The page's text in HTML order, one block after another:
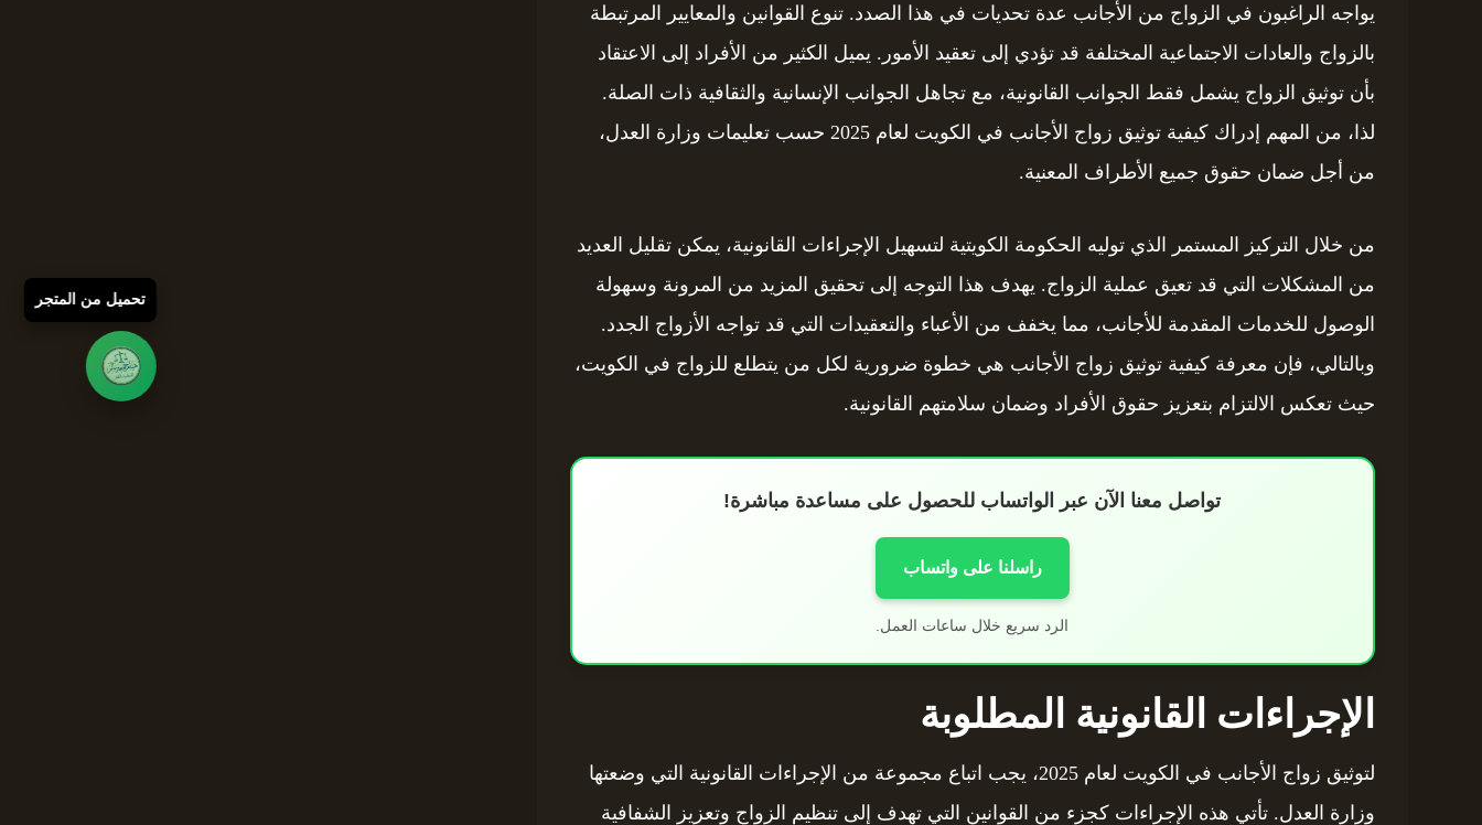
يواجه الراغبون في الزواج من الأجانب عدة تحديات في هذا الصدد. تنوع القوانين والمعايير المرتبطة
بالزواج والعادات الاجتماعية المختلفة قد تؤدي إلى تعقيد الأمور. يميل الكثير من الأفراد إلى الاعتقاد
بأن توثيق الزواج يشمل فقط الجوانب القانونية، مع تجاهل الجوانب الإنسانية والثقافية ذات الصلة.
لذا، من المهم إدراك كيفية توثيق زواج الأجانب في الكويت لعام 2025 حسب تعليمات وزارة العدل،
من أجل ضمان حقوق جميع الأطراف المعنية.
من خلال التركيز المستمر الذي توليه الحكومة الكويتية لتسهيل الإجراءات القانونية، يمكن تقليل العديد
من المشكلات التي قد تعيق عملية الزواج. يهدف هذا التوجه إلى تحقيق المزيد من المرونة وسهولة
الوصول للخدمات المقدمة للأجانب، مما يخفف من الأعباء والتعقيدات التي قد تواجه الأزواج الجدد.
وبالتالي، فإن معرفة كيفية توثيق زواج الأجانب هي خطوة ضرورية لكل من يتطلع للزواج في الكويت،
حيث تعكس الالتزام بتعزيز حقوق الأفراد وضمان سلامتهم القانونية.
تواصل معنا الآن عبر الواتساب للحصول على مساعدة مباشرة!
راسلنا على واتساب
الرد سريع خلال ساعات العمل.
الإجراءات القانونية المطلوبة
لتوثيق زواج الأجانب في الكويت لعام 2025، يجب اتباع مجموعة من الإجراءات القانونية التي وضعتها
وزارة العدل. تأتي هذه الإجراءات كجزء من القوانين التي تهدف إلى تنظيم الزواج وتعزيز الشفافية
تحميل من المتجر